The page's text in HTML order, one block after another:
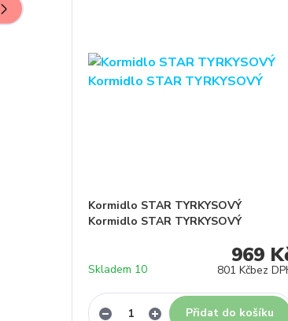
Kormidlo STAR TYRKYSOVÝ
Kormidlo STAR TYRKYSOVÝ
969
801 Kčbez
Skladem 10
Přidat do košíku